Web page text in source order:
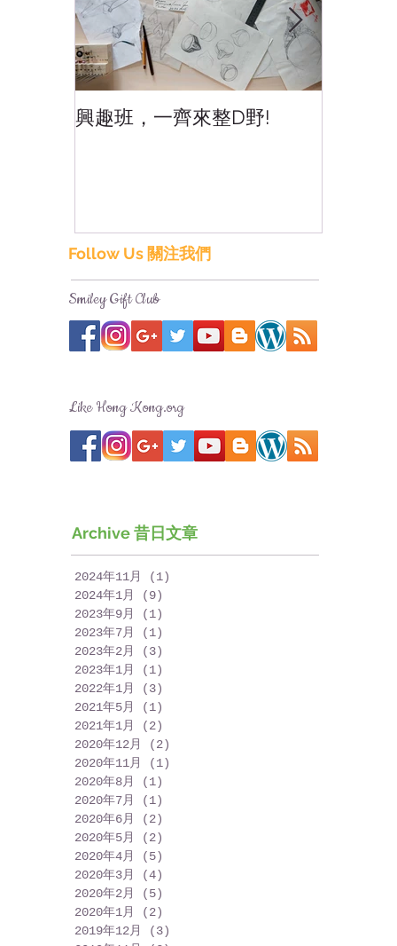
興趣班，一齊來整D野!
Follow Us 關注我們
Smiley Gift Club
Like Hong Kong.org
Archive 昔日文章
2024年11月 (1)
2024年1月
(9)
2023年9月
(1)
2023年7月
(1)
2023年2月
(3)
2023年1月
(1)
2022年1月
(3)
2021年5月
(1)
2021年1月
(2)
2020年12月
(2)
2020年11月
(1)
2020年8月
(1)
2020年7月
(1)
2020年6月
(2)
2020年5月
(2)
2020年4月
(5)
2020年3月
(4)
2020年2月
(5)
2020年1月
(2)
2019年12月
(3)